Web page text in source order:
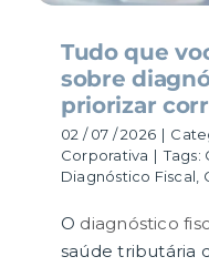
Tudo que
sobre
priorizar
02 / 07 / 2026 |
Corporativa | Tags:
Diagnóstico Fiscal
O diagnóstico
saúde tributária